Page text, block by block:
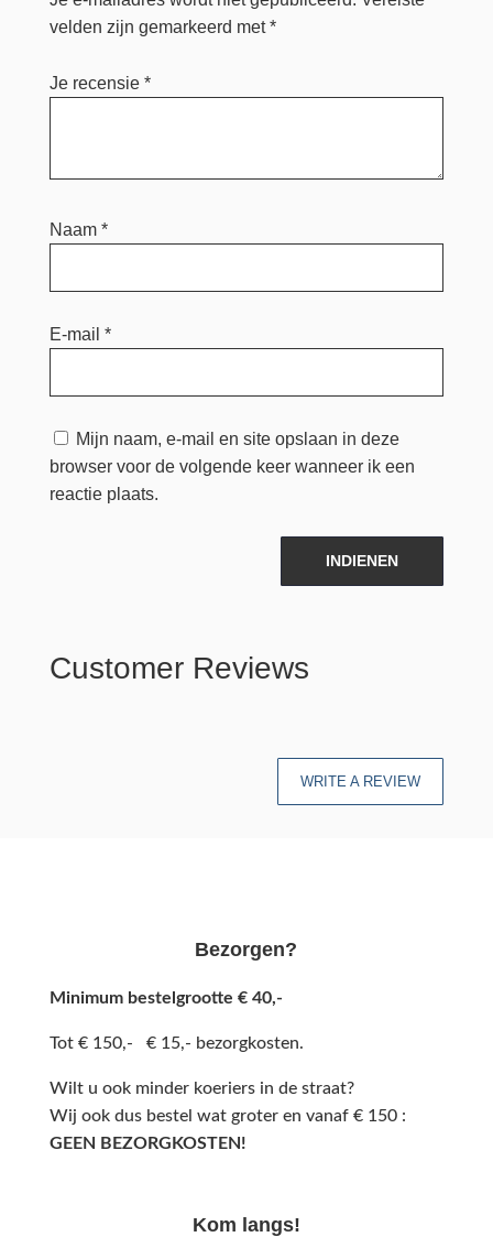
velden zijn gemarkeerd met*
Je recensie *
Naam *
E-mail *
Mijn naam, e-mail en site opslaan in deze
browser voor de volgende keer wanneer ik een
reactie plaats.
INDIENEN
Customer Reviews
WRITE A REVIEW
Bezorgen?
Minimum bestelgrootte € 40,-
Tot € 150,- € 15,- bezorgkosten.
Wilt u ook minder koeriers in de straat?
Wij ook dus bestel wat groter en vanaf € 150 :
GEEN BEZORGKOSTEN!
Kom langs!